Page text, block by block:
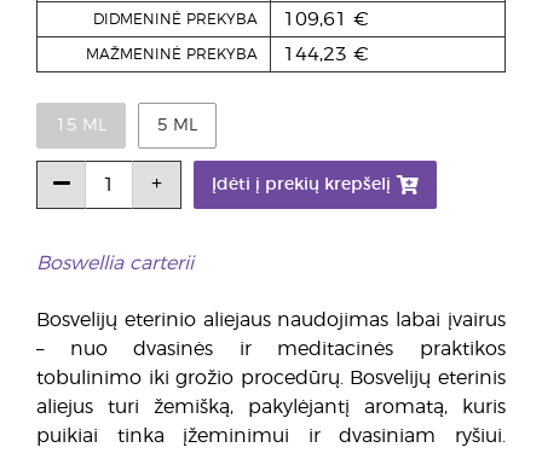
Boswellia carterii
Bosvelijų eterinio aliejaus naudojimas labai įvairus
– nuo dvasinės ir meditacinės praktikos
tobulinimo iki grožio procedūrų. Bosvelijų eterinis
aliejus turi žemišką, pakylėjantį aromatą, kuris
puikiai tinka įžeminimui ir dvasiniam ryšiui.
DIDMENINĖ PREKYBA 109,61 €
MAŽMENINĖ PREKYBA 144,23 €
15 ML 5 ML
Įdėti į prekių krepšelį